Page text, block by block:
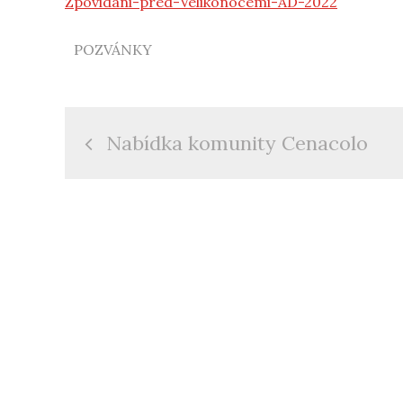
POZVÁNKY
Navigace
Nabídka komunity Cenacolo